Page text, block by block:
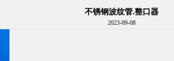
不锈钢波纹管.整口器
2023-09-08